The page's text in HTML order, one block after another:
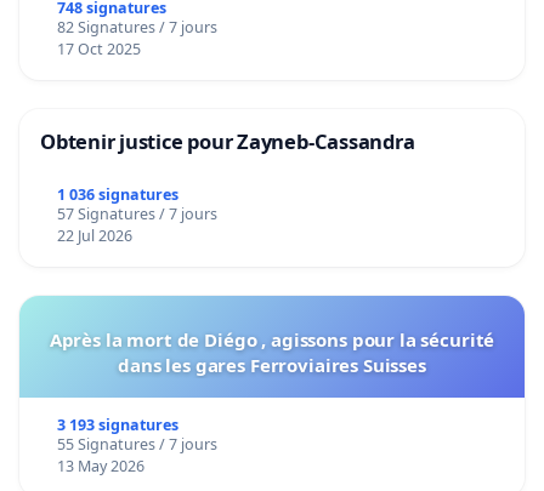
de notre territoire »
748 signatures
82 Signatures / 7 jours
17 Oct 2025
Obtenir justice pour Zayneb-Cassandra
1 036 signatures
57 Signatures / 7 jours
22 Jul 2026
Après la mort de Diégo , agissons pour la sécurité
dans les gares Ferroviaires Suisses
3 193 signatures
55 Signatures / 7 jours
13 May 2026